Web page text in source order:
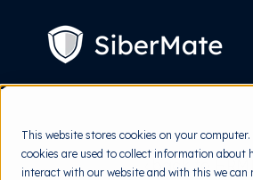
This website stores cookies on your computer.
cookies are used to collect information about
interact with our website and with this we can
children
for
Layanan
Harga back to